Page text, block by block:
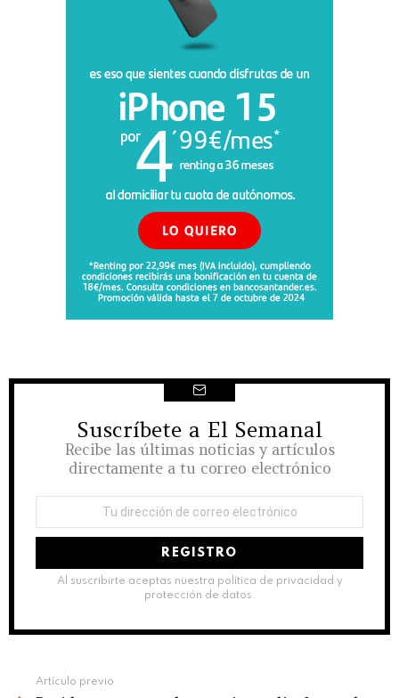
NEWSLETTER
Suscríbete a El Semanal
Recibe las últimas noticias y artículos
directamente a tu correo electrónico
correo
Al suscribirte aceptas nuestra política de privacidad y
protección de datos.
Artículo previo